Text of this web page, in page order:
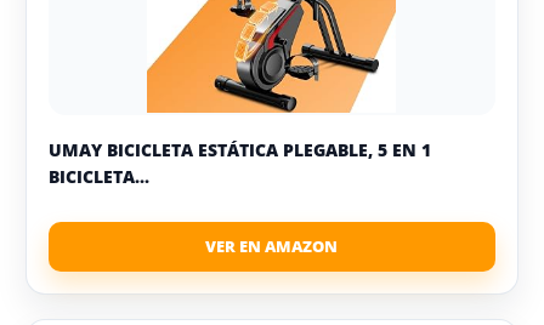
UMAY BICICLETA ESTÁTICA PLEGABLE, 5 EN 1
BICICLETA...